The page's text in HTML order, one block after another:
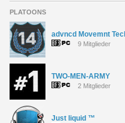
PLATOONS
advncd Movemnt
9 Mitglieder
TWO-MEN-ARMY
2 Mitglieder
Just liquid ™